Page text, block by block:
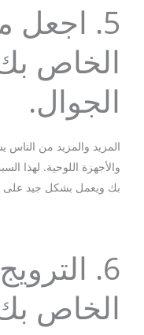
5. اجعل
الخاص
الجوال.
المزيد والمزيد من الناس
والأجهزة اللوحية. لهذا
بك ويعمل بشكل جيد على
6.
الخاص